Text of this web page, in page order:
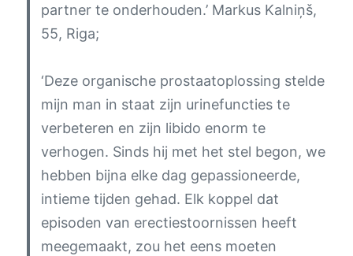
partner te onderhouden.’ Markus Kalniņš,
55, Riga;
‘Deze organische prostaatoplossing stelde
mijn man in staat zijn urinefuncties te
verbeteren en zijn libido enorm te
verhogen. Sinds hij met het stel begon, we
hebben bijna elke dag gepassioneerde,
intieme tijden gehad. Elk koppel dat
episoden van erectiestoornissen heeft
meegemaakt, zou het eens moeten